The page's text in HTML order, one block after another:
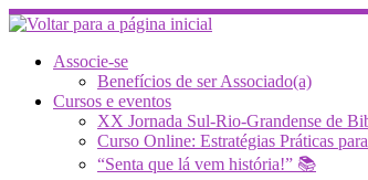
Skip
to
contentAssocie-se
Benefícios de ser Associado(a)
Cursos e eventos
XX Jornada Sul-Rio-Grandense de
Curso Online: Estratégias Práticas
“Senta que lá vem história!” 📚